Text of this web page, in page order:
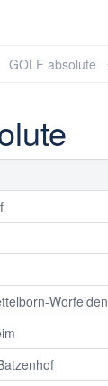
GOLF absolute
Worfelden